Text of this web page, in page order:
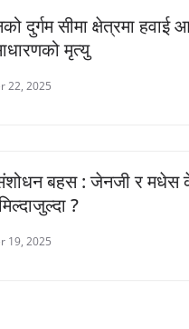
दुर्गम सीमा क्षेत्रमा
मृत्यु
22, 2025
बहस : जेनजी र मधेस
?
19, 2025